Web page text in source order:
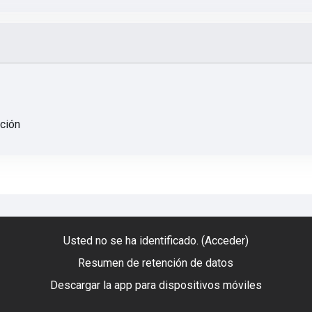
Usted no se ha identificado. (Acceder)
Resumen de retención de datos
Descargar la app para dispositivos móviles